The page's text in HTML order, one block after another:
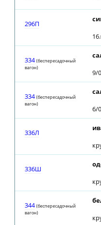
296П
334 (беспересадочный
вагон)
9/
334 (беспересадочный
вагон)
6/
336Л
336Ш
344 (беспересадочный
вагон)